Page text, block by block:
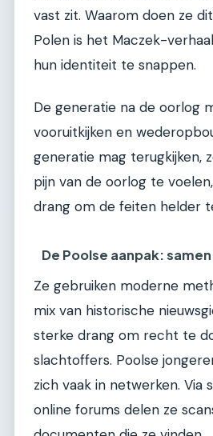
vast zit. Waarom doen ze
Polen is het Maczek-
hun identiteit te snappen.
De generatie na de oorlog
vooruitkijken en
generatie mag terugkijken,
pijn van de oorlog te
drang om de feiten helder
De Poolse aanpak:
Ze gebruiken moderne
mix van historische
sterke drang om recht te
slachtoffers. Poolse
zich vaak in netwerken. Via
online forums delen ze